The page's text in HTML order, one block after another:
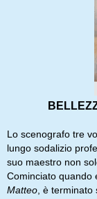
Lo scenografo tre
lungo sodalizio
suo maestro non
Cominciato quando
Matteo , è